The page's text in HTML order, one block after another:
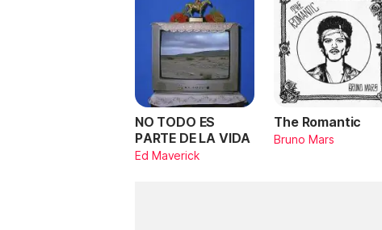
NO TODO ES
PARTE DE LA VIDA
Ed Maverick
The Romantic
Bruno Mars